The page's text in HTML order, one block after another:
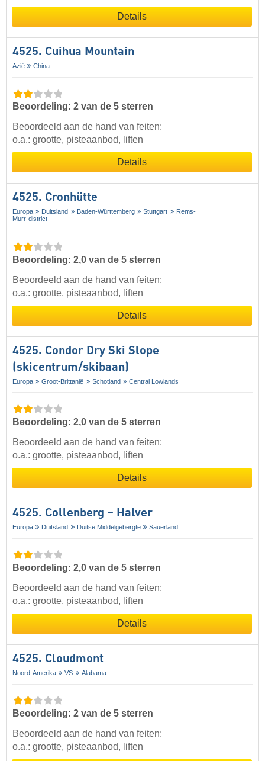
Details
4525. Cuihua Mountain
Azië China
Beoordeling: 2 van de 5 sterren
Beoordeeld aan de hand van feiten:
o.a.: grootte, pisteaanbod, liften
Details
4525. Cronhütte
Europa Duitsland Baden-Württemberg Stuttgart
Rems-
Murr-district
Beoordeling: 2,0 van de 5 sterren
Beoordeeld aan de hand van feiten:
o.a.: grootte, pisteaanbod, liften
Details
4525. Condor Dry Ski Slope
(skicentrum/skibaan)
Europa Groot-Brittanië Schotland Central Lowlands
Beoordeling: 2,0 van de 5 sterren
Beoordeeld aan de hand van feiten:
o.a.: grootte, pisteaanbod, liften
Details
4525. Collenberg – Halver
Europa Duitsland Duitse Middelgebergte Sauerland
Beoordeling: 2,0 van de 5 sterren
Beoordeeld aan de hand van feiten:
o.a.: grootte, pisteaanbod, liften
Details
4525. Cloudmont
Noord-Amerika VS Alabama
Beoordeling: 2 van de 5 sterren
Beoordeeld aan de hand van feiten:
o.a.: grootte, pisteaanbod, liften